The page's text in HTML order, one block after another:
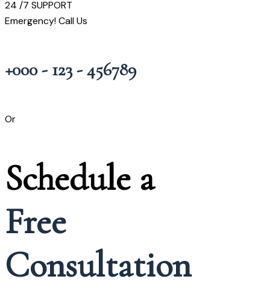
24 /7 SUPPORT
Emergency! Call Us
+000 - 123 - 456789
Or
Schedule a
Free
Consultation